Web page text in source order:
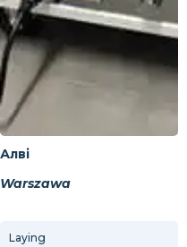
Алві
Warszawa
Laying